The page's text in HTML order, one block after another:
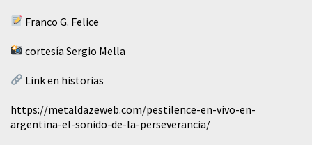
Franco G. Felice
cortesía Sergio Mella
Link en historias
https://metaldazeweb.com/pestilence-en-vivo-en-
argentina-el-sonido-de-la-perseverancia/